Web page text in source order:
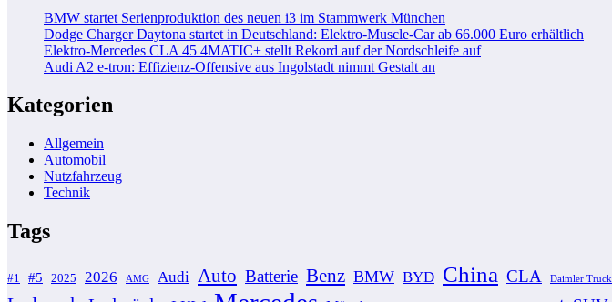
BMW startet Serienproduktion des neuen i3 im Stammwerk München
Dodge Charger Daytona startet in Deutschland: Elektro-Muscle-Car ab 66.000 Euro erhältlich
Elektro-Mercedes CLA 45 4MATIC+ stellt Rekord auf der Nordschleife auf
Audi A2 e-tron: Effizienz-Offensive aus Ingolstadt nimmt Gestalt an
Kategorien
Allgemein
Automobil
Nutzfahrzeug
Technik
Tags
#1 #5 2025 2026 AMG Audi Auto Batterie Benz BMW BYD China CLA Daimler Truck